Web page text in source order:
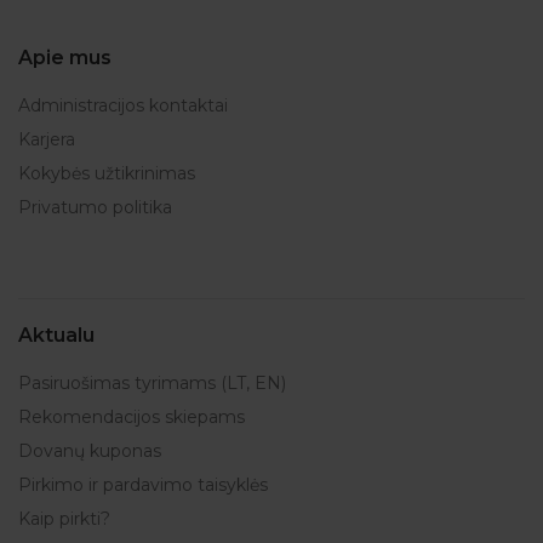
Apie mus
Administracijos kontaktai
Karjera
Kokybės užtikrinimas
Privatumo politika
Aktualu
Pasiruošimas tyrimams (LT, EN)
Rekomendacijos skiepams
Dovanų kuponas
Pirkimo ir pardavimo taisyklės
Kaip pirkti?